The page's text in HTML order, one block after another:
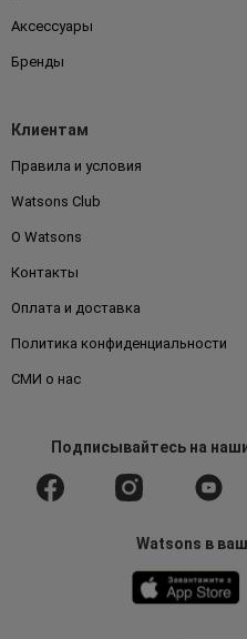
Аксессуары
Бренды
Клиентам
Правила и условия
Watsons Club
О Watsons
Контакты
Оплата и доставка
Политика конфиденциальности
СМИ о нас
Подписывайтесьна
Watsons в